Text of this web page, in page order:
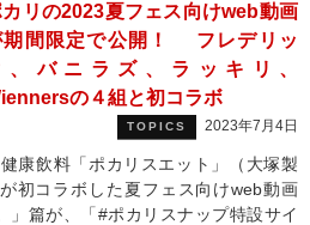
リの2023夏フェス向けweb動画
期間限定で公開！ フレデリッ
、バニラズ、ラッキリ、
の４組と初コラボ
TOPICS 2023年7月4日
康飲料「ポカリスエット」（大塚製
初コラボした夏フェス向けweb動画
」篇が、「#ポカリスナップ特設サイ